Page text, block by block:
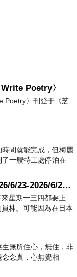
Poetry〉
Poetry〉刊登于《芝
間就能完成，但梅麗
一艘特工處停泊在
週間農居第284週（2026/6/23-2026/6/24) 夏至 金黃稻浪洋溢豐收喜悅
星期一三四都要上
林。可能因為在日本
，心裡沒有一
無所住心，無住，非
念真，心無覺相